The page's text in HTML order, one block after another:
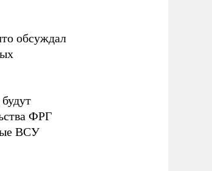
обсуждал
ФРГ
ВСУ